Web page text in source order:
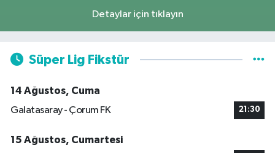
Detaylar için tıklayın
Süper Lig Fikstür
14 Ağustos, Cuma
Galatasaray - Çorum FK
21:30
15 Ağustos, Cumartesi